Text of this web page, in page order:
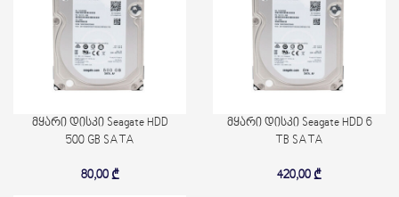
მყარი დისკი Seagate HDD
500 GB SATA
80,00 ₾
მყარი დისკი Seagate HDD 6
TB SATA
420,00 ₾